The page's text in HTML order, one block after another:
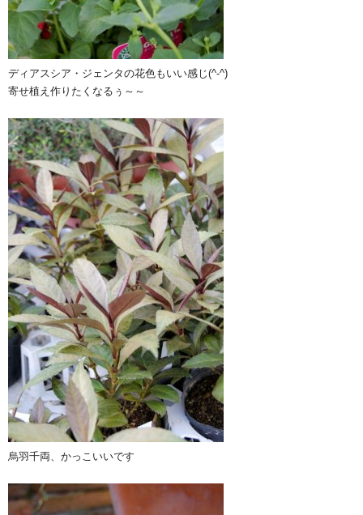
ディアスシア・ジェンタの花色もいい感じ(^-^)
寄せ植え作りたくなるぅ～～
烏羽千両、かっこいいです